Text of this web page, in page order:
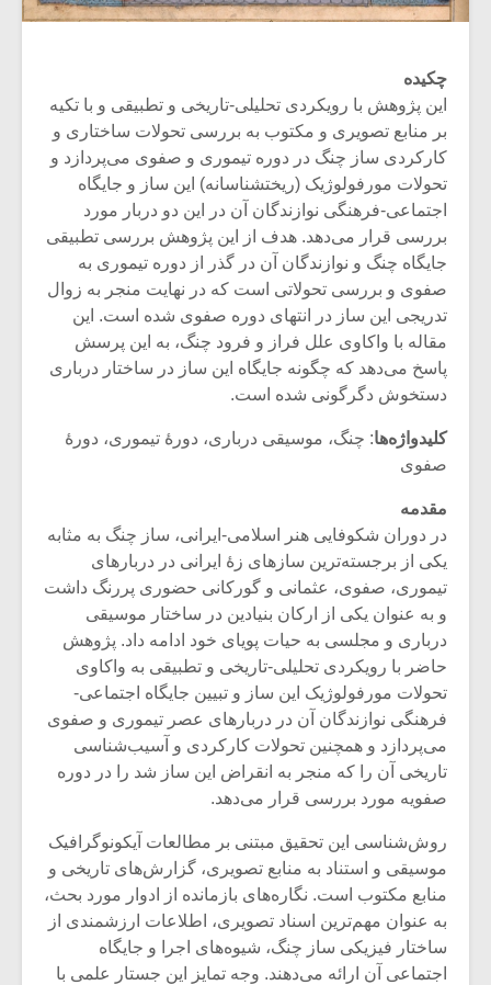
چکیده
این پژوهش با رویکردی تحلیلی-تاریخی و تطبیقی و با تکیه
بر منابع تصویری و مکتوب به بررسی تحولات ساختاری و
کارکردی ساز چنگ در دوره تیموری و صفوی می‌پردازد و
تحولات مورفولوژیک (ریخت­شناسانه) این ساز و جایگاه
اجتماعی-فرهنگی نوازندگان آن در این دو دربار مورد
بررسی قرار می‌دهد. هدف از این پژوهش بررسی تطبیقی
جایگاه چنگ و نوازندگان آن در گذر از دوره تیموری به
صفوی و بررسی تحولاتی است که در نهایت منجر به زوال
تدریجی این ساز در انتهای دوره صفوی شده است. این
مقاله با واکاوی علل فراز و فرود چنگ، به این پرسش
پاسخ می‌دهد که چگونه جایگاه این ساز در ساختار درباری
دستخوش دگرگونی شده است.
کلیدواژه‌ها: چنگ، موسیقی درباری، دورۀ تیموری، دورۀ
صفوی
مقدمه
در دوران شکوفایی هنر اسلامی-ایرانی، ساز چنگ به مثابه
یکی از برجسته‌ترین سازهای زۀ ایرانی در دربارهای
تیموری، صفوی، عثمانی و گورکانی حضوری پررنگ داشت
و به عنوان یکی از ارکان بنیادین در ساختار موسیقی
درباری و مجلسی به حیات پویای خود ادامه داد. پژوهش
حاضر با رویکردی تحلیلی-تاریخی و تطبیقی به واکاوی
تحولات مورفولوژیک این ساز و تبیین جایگاه اجتماعی-
فرهنگی نوازندگان آن در دربارهای عصر تیموری و صفوی
می‌پردازد و همچنین تحولات کارکردی و آسیب‌شناسی
تاریخی آن را که منجر به انقراض این ساز شد را در دوره
صفویه مورد بررسی قرار می‌دهد.
روش‌شناسی این تحقیق مبتنی بر مطالعات آیکونوگرافیک
موسیقی و استناد به منابع تصویری، گزارش‌های تاریخی و
منابع مکتوب است. نگاره‌های بازمانده از ادوار مورد بحث،
به عنوان مهم‌ترین اسناد تصویری، اطلاعات ارزشمندی از
ساختار فیزیکی ساز چنگ، شیوه‌های اجرا و جایگاه
اجتماعی آن ارائه می‌دهند. وجه تمایز این جستار علمی با
میکلوش روژا
متن فیلم «متری
شیش و نیم»
اگر نمی توانی
مشهورترین باشی،
بدنام ترین باش
موسیقی
برگزار
سکانسی